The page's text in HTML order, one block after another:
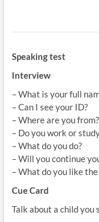
Speaking test
Interview
– What is your full
– Can I see your ID?
– Where are you from?
– Do you work or
– What do you do?
– Will you continue
– What do you like
Cue Card
Talk about a child you